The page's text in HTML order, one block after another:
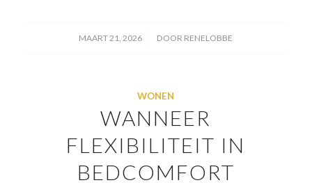
MAART 21, 2026
/ DOOR RENELOBBE
WONEN
WANNEER
FLEXIBILITEIT IN
BEDCOMFORT